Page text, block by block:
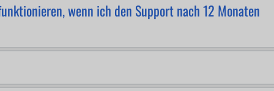
wenn ich den Support nach 12 Monaten
Zugriff auf den Mitgliederbereich und erhalten Premium-